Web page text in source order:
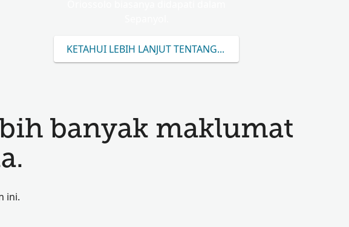
KETAHUI LEBIH LANJUT TENTANG ORIOSSOLO
banyak maklumat
ini.